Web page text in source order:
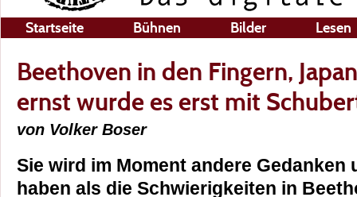
Startseite Bühnen Bilder Lesen
Beethoven in den Fingern,
ernst wurde es erst mit
von Volker Boser
Sie wird im Moment andere Gedanken
haben als die Schwierigkeiten in